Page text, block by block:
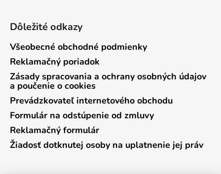
Dôležité odkazy
Všeobecné obchodné podmienky
Reklamačný poriadok
Zásady spracovania a ochrany osobných údajov
a poučenie o cookies
Prevádzkovateľ internetového obchodu
Formulár na odstúpenie od zmluvy
Reklamačný formulár
Žiadosť dotknutej osoby na uplatnenie jej práv